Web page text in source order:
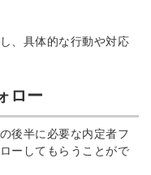
、具体的な行動や対応
ロー
後半に必要な内定者フ
ーしてもらうことがで